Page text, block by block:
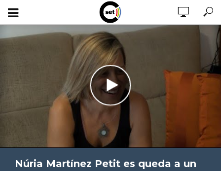
Núria Martínez Petit es queda a un